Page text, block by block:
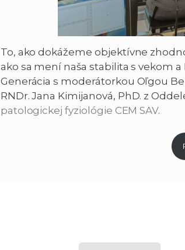
To, ako dokážeme objektívne
ako sa mení naša stabilita s vekom
Generácia s moderátorkou Oľgou
RNDr. Jana Kimijanová, PhD. z
patologickej fyziológie CEM SAV.